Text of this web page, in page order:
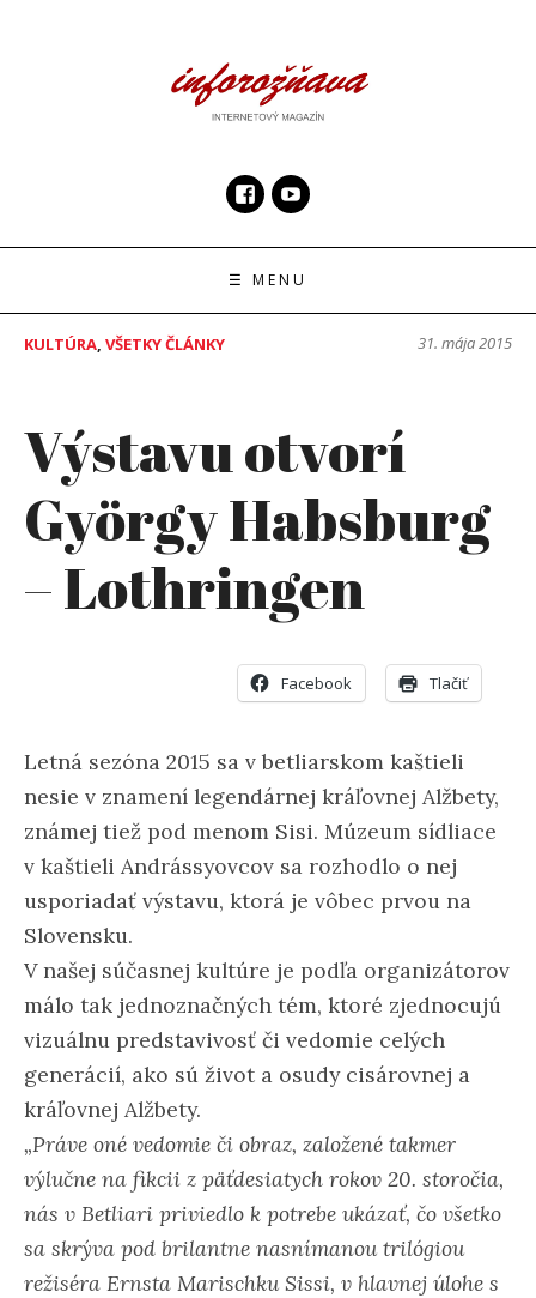
☰ MENU
KULTÚRA, VŠETKY ČLÁNKY 31. mája 2015
Výstavu otvorí
György Habsburg
– Lothringen
Facebook Tlačiť
Letná sezóna 2015 sa v betliarskom kaštieli
nesie v znamení legendárnej kráľovnej Alžbety,
známej tiež pod menom Sisi. Múzeum sídliace
v kaštieli Andrássyovcov sa rozhodlo o nej
usporiadať výstavu, ktorá je vôbec prvou na
Slovensku.
V našej súčasnej kultúre je podľa organizátorov
málo tak jednoznačných tém, ktoré zjednocujú
vizuálnu predstavivosť či vedomie celých
generácií, ako sú život a osudy cisárovnej a
kráľovnej Alžbety.
„Práve oné vedomie či obraz, založené takmer
výlučne na fikcii z päťdesiatych rokov 20. storočia,
nás v Betliari priviedlo k potrebe ukázať, čo všetko
sa skrýva pod brilantne nasnímanou trilógiou
režiséra Ernsta Marischku Sissi, v hlavnej úlohe s